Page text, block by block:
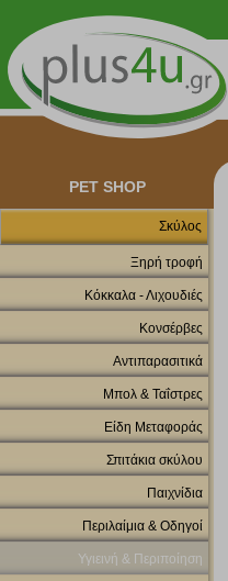
PET SHOP
Σκύλος
Ξηρή τροφή
Κόκκαλα - Λιχουδιές
Κονσέρβες
Αντιπαρασιτικά
Μπολ & Ταΐστρες
Είδη Μεταφοράς
Σπιτάκια σκύλου
Παιχνίδια
Περιλαίμια & Οδηγοί
Υγιεινή & Περιποίηση